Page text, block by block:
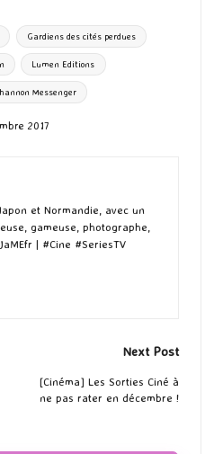
ky bl
r
Gardiens des cités perdues
Lumen Editions
Messenger
2017
et Normandie, avec un
gameuse, photographe,
| #Cine #SeriesTV
Next Post
[Cinéma] Les Sorties Ciné à
ne pas rater en décembre !